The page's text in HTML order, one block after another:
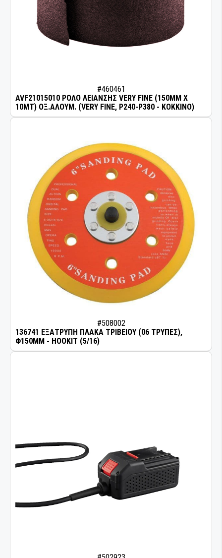
ΟΜΟΓΕΝΟΠΟΙΗΣΗ & ΣΥΓΚΟΛΛΗΣΗ
ΠΛΑΣΤΙΚΩΝ
ΠΡΟΕΤΟΙΜΑΣΙΑ ΣΥΓΚΟΛΛΗΣΗΣ
ΠΡΟΣΤΑΣΙΑ ΚΑΙ ΑΝΤΙΔΙΑΒΡΩΣΗ
#460461
AVF21015010 ΡΟΛΟ ΛΕΙΑΝΣΗΣ VERY FINE (150MM X
10MT) ΟΞ.ΑΛΟΥΜ. (VERY FINE, P240-P380 - ΚΟΚΚΙΝΟ)
#508002
136741 ΕΞΑΤΡΥΠΗ ΠΛΑΚΑ ΤΡΙΒΕΙΟΥ (06 ΤΡΥΠΕΣ),
Φ150MM - HOOKIT (5/16)